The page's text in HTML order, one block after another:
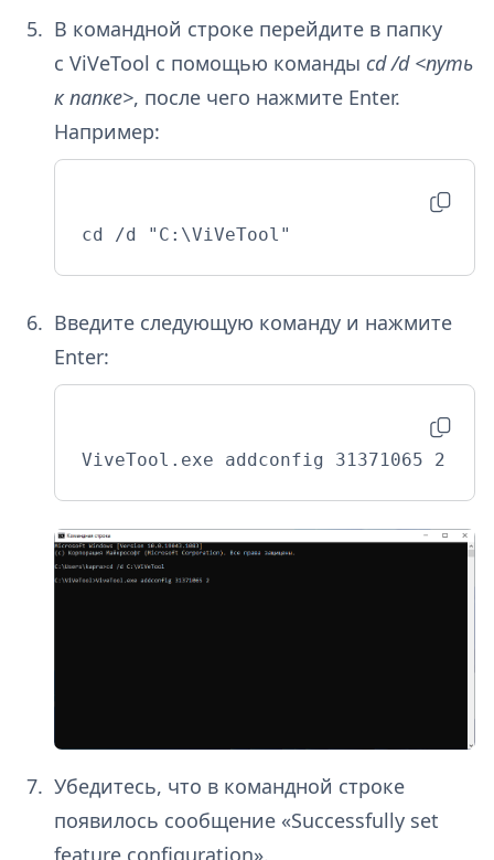
В командной строке перейдите в папку
с ViVeTool с помощью команды cd /d <путь
к папке>, после чего нажмите Enter.
Например:
cd /d "C:\ViVeTool"
Введите следующую команду и нажмите
Enter:
ViveTool.exe addconfig 31371065 2
Убедитесь, что в командной строке
появилось сообщение «Successfully set
feature configuration».